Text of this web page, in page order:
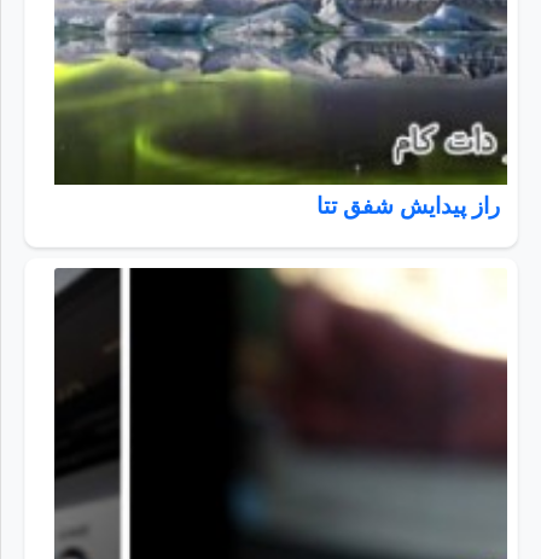
راز پیدایش شفق تتا